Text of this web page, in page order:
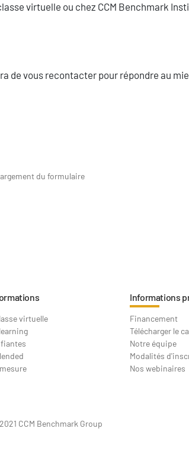
virtuelle ou chez CCM Benchmark
de vous recontacter pour répondre au
du formulaire
virtuelle
Informations
Financement
Télécharger le
Notre équipe
Modalités
Nos webinaires
CCM Benchmark Group